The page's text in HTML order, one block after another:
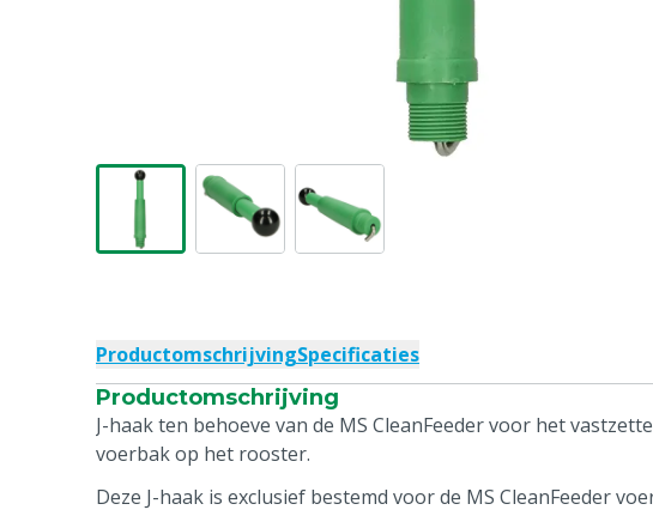
ProductomschrijvingSpecificaties
Productomschrijving
J-haak ten behoeve van de MS CleanFeeder voor het
voerbak op het rooster.
Deze J-haak is exclusief bestemd voor de MS CleanFeeder